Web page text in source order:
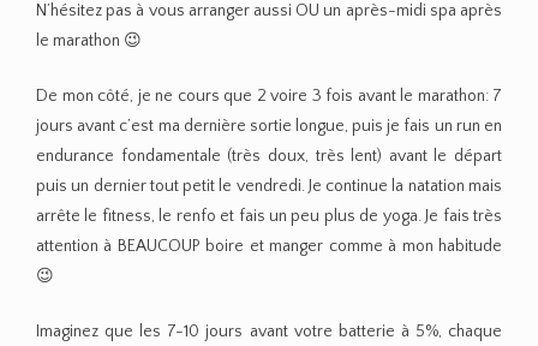
N’hésitez pas à vous arranger aussi OU un après-midi spa après
le marathon 😉
De mon côté, je ne cours que 2 voire 3 fois avant le marathon: 7
jours avant c’est ma dernière sortie longue, puis je fais un run en
endurance fondamentale (très doux, très lent) avant le départ
puis un dernier tout petit le vendredi. Je continue la natation mais
arrête le fitness, le renfo et fais un peu plus de yoga. Je fais très
attention à BEAUCOUP boire et manger comme à mon habitude
😉
Imaginez que les 7-10 jours avant votre batterie à 5%, chaque